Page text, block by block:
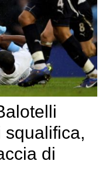
squalifica,
di